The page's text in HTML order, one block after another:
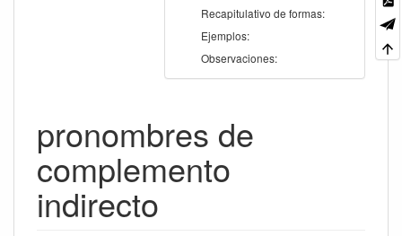
Recapitulativo de formas:
Ejemplos:
Observaciones:
pronombres de
complemento
indirecto